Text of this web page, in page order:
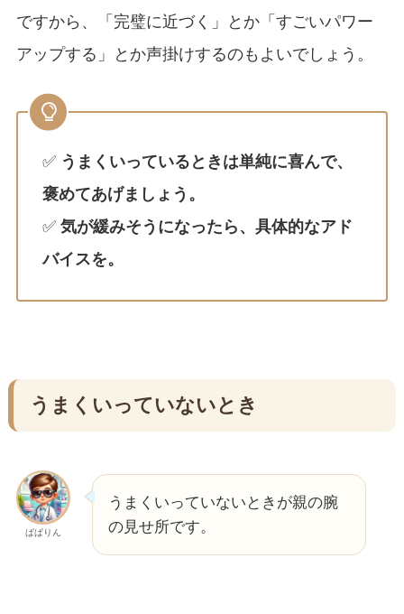
ですから、「完璧に近づく」とか「すごいパワー
アップする」とか声掛けするのもよいでしょう。
✅ うまくいっているときは単純に喜んで、
褒めてあげましょう。
✅ 気が緩みそうになったら、具体的なアド
バイスを。
うまくいっていないとき
ぱぱりん
うまくいっていないときが親の腕
の見せ所です。